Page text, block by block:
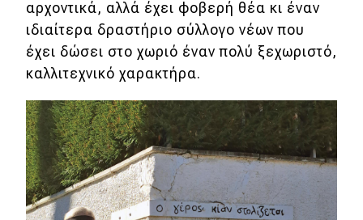
αρχοντικά, αλλά έχει φοβερή θέα κι έναν
ιδιαίτερα δραστήριο σύλλογο νέων που
έχει δώσει στο χωριό έναν πολύ ξεχωριστό,
καλλιτεχνικό χαρακτήρα.